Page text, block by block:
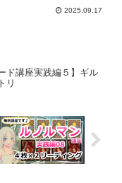
2025.09.17
ド講座実践編５】ギル
リ